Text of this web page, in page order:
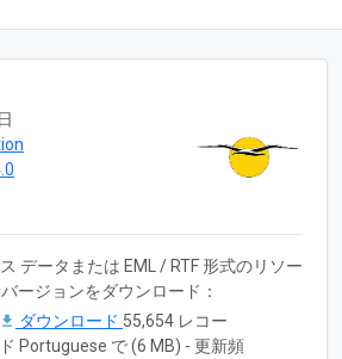
データまたは EML / RTF 形式のリソー
ージョンをダウンロード：
ダウンロード 55,654 レコー
ド Portuguese で (6 MB) - 更新頻